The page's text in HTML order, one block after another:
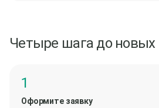
Четыре шага до новых
Оформите заявку